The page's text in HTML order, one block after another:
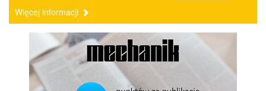
Więcej informacji